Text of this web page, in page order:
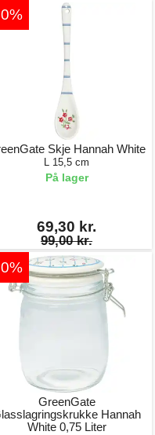
Skje Hannah White
L 15,5 cm
På lager
69,30 kr.
99,00 kr.
GreenGate
Hannah
White 0,75 Liter